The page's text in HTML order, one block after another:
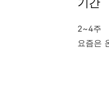
2~4주
요즘은